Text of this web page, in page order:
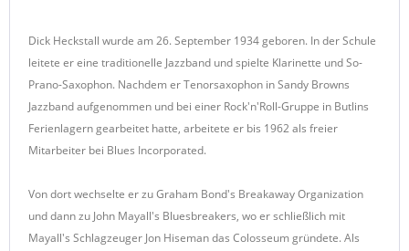
Dick Heckstall wurde am 26. September 1934 geboren. In der Schule
leitete er eine traditionelle Jazzband und spielte Klarinette und So-
Prano-Saxophon. Nachdem er Tenorsaxophon in Sandy Browns
Jazzband aufgenommen und bei einer Rock'n'Roll-Gruppe in Butlins
Ferienlagern gearbeitet hatte, arbeitete er bis 1962 als freier
Mitarbeiter bei Blues Incorporated.
Von dort wechselte er zu Graham Bond's Breakaway Organization
und dann zu John Mayall's Bluesbreakers, wo er schließlich mit
Mayall's Schlagzeuger Jon Hiseman das Colosseum gründete. Als